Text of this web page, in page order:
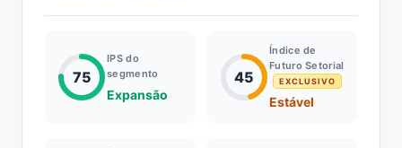
75
IPS do
segmento
Expansão
45
Índice de
Futuro Setorial
EXCLUSIVO
Estável